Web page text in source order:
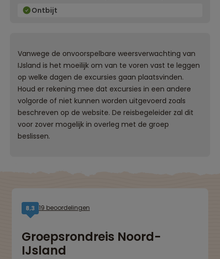
Ontbijt
Vanwege de onvoorspelbare weersverwachting van
IJsland is het moeilijk om van te voren vast te leggen
op welke dagen de excursies gaan plaatsvinden.
Houd er rekening mee dat excursies in een andere
volgorde of niet kunnen worden uitgevoerd zoals
beschreven op de website. De reisbegeleider zal dit
voor zover mogelijk in overleg met de groep
beslissen.
8,3 19 beoordelingen
Groepsrondreis Noord-
IJsland